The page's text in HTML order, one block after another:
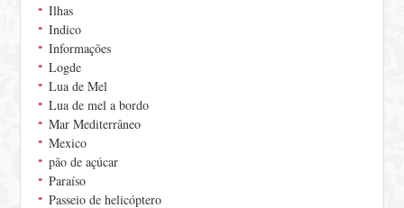
Ilhas
Indico
Informações
Logde
Lua de Mel
Lua de mel a bordo
Mar Mediterrâneo
Mexico
pão de açúcar
Paraíso
Passeio de helicóptero